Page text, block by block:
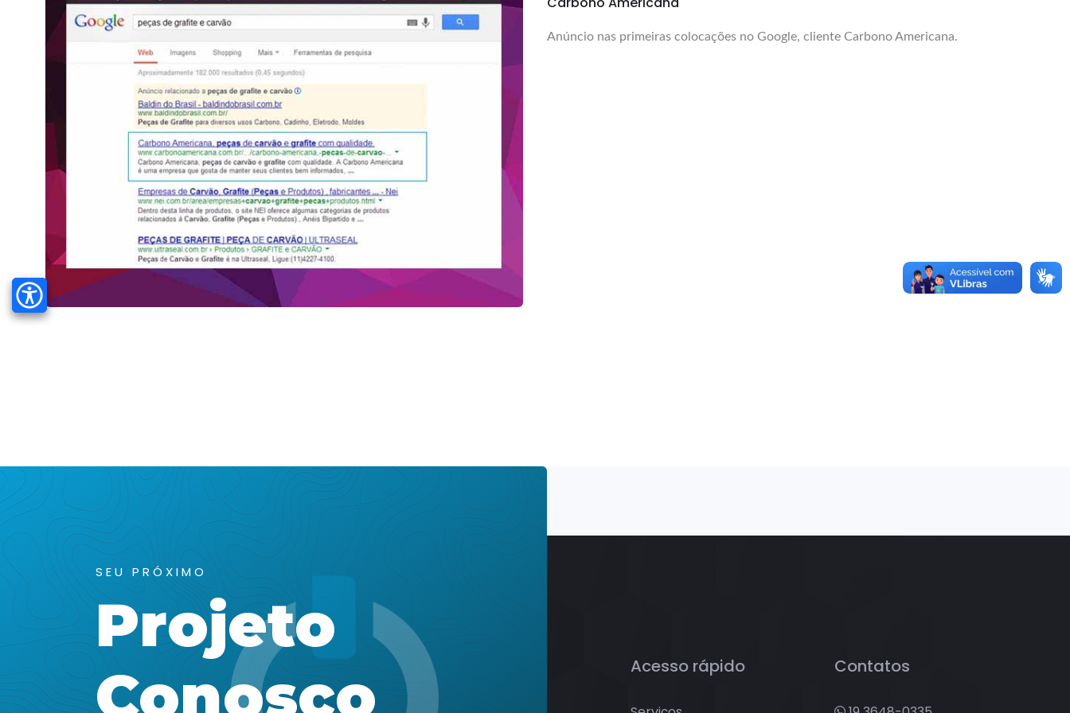
Anúncio nas primeiras colocações no Google, cliente Carbono Americana.
SEU PRÓXIMO
Projeto
Conosco
Acesso rápido Contatos